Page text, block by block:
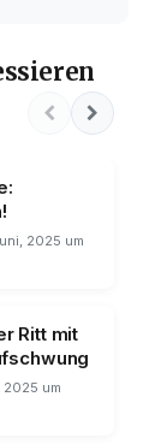
2025 um
Ritt mit
um